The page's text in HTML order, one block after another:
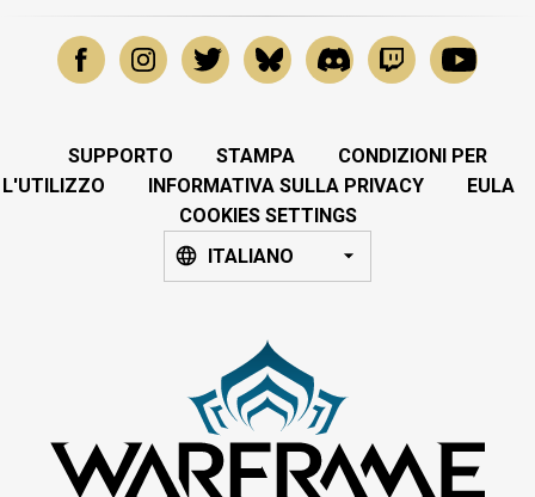
SUPPORTO STAMPA
CONDIZIONI PER
L'UTILIZZO
INFORMATIVA SULLA PRIVACY
EULA
COOKIES SETTINGS
ITALIANO